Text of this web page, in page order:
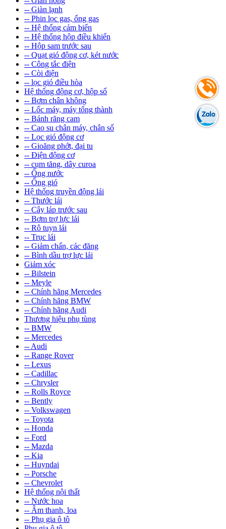
-- Giàn lạnh
-- Phin lọc gas, ống gas
-- Hệ thống cảm biến
-- Hệ thống hộp điều khiển
-- Hộp sam trước sau
-- Quạt gió động cơ, két nước
-- Công tắc điện
-- Còi điện
-- lọc gió điều hòa
Hệ thống động cơ, hộp số
-- Bơm chân không
-- Lốc máy, máy tổng thành
-- Bánh răng cam
-- Cao su chân máy, chân số
-- Lọc gió động cơ
-- Gioăng phớt, đại tu
-- Điện động cơ
-- cụm tăng, dây curoa
-- Ống nước
-- Ống gió
Hệ thống truyền động lái
-- Thước lái
-- Cây láp trước sau
-- Bơm trợ lực lái
-- Rô tuyn lái
-- Trục lái
-- Giảm chấn, các đăng
-- Bình dầu trợ lực lái
Giảm xóc
-- Bilstein
-- Meyle
-- Chính hãng Mercedes
-- Chính hãng BMW
-- Chính hãng Audi
Thương hiệu phụ tùng
-- BMW
-- Mercedes
-- Audi
-- Range Rover
-- Lexus
-- Cadillac
-- Chrysler
-- Rolls Royce
-- Bently
-- Volkswagen
-- Toyota
-- Honda
-- Ford
-- Mazda
-- Kia
-- Huyndai
-- Porsche
-- Chevrolet
Hệ thống nội thất
-- Nước hoa
-- Âm thanh, loa
-- Phụ gia ô tô